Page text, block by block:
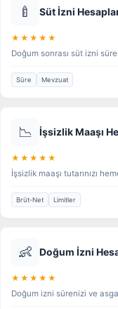
🍼 Süt İzni
★★★★★
Doğum sonrası süt izni
Süre Mevzuat
📉 İşsizlik Maaşı
★★★★★
İşsizlik maaşı tutarınızı
Brüt-Net Limitler
👶 Doğum İzni
★★★★★
Doğum izni sürenizi ve